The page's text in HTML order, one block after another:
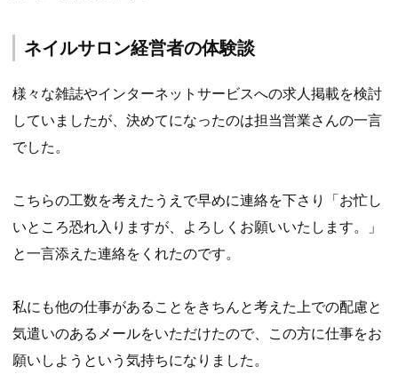
ネイルサロン経営者の体験談
様々な雑誌やインターネットサービスへの求人掲載を検討
していましたが、決めてになったのは担当営業さんの一言
でした。
こちらの工数を考えたうえで早めに連絡を下さり「お忙し
いところ恐れ入りますが、よろしくお願いいたします。」
と一言添えた連絡をくれたのです。
私にも他の仕事があることをきちんと考えた上での配慮と
気遣いのあるメールをいただけたので、この方に仕事をお
願いしようという気持ちになりました。